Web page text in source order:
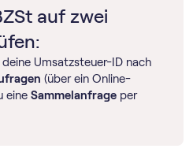
auf zwei
Umsatzsteuer-ID nach
(über ein Online-
eine Sammelanfrage per